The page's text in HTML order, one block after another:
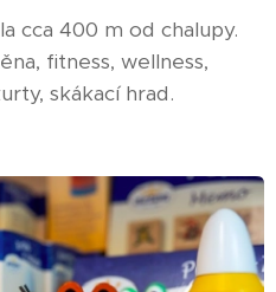
cca 400 m od chalupy.
fitness, wellness,
skákací hrad.